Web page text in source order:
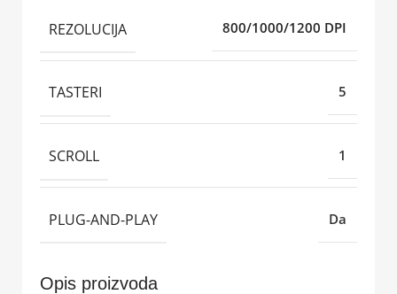
REZOLUCIJA 800/1000/1200 DPI
TASTERI 5
SCROLL 1
PLUG-AND-PLAY Da
Opis proizvoda